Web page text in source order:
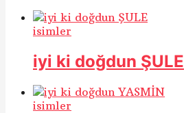
isimler
iyi ki doğdun ŞULE
isimler